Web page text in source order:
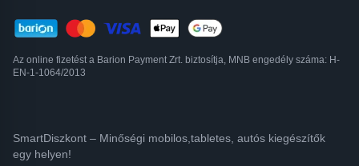
Az online fizetést a Barion Payment Zrt. biztosítja, MNB engedély száma: H-
EN-1-1064/2013
SmartDiszkont – Minőségi mobilos,tabletes, autós kiegészítők
egy helyen!